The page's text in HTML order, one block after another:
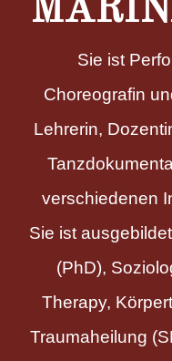
Sie ist
Choreografin
Lehrerin,
verschiedenen
Sie ist
(PhD),
Therapy,
Traumaheilung